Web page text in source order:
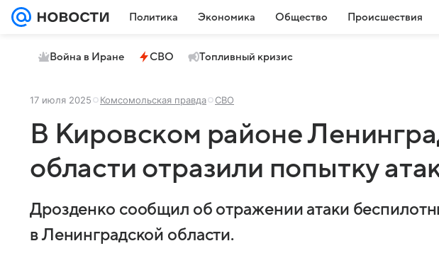
Политика Экономика Общество Происшествия
Война в Иране СВО Топливный кризис
17 июля 2025 Комсомольская правда СВО
В Кировском районе
области отразили попытку
Дрозденко сообщил об отражении атаки
в Ленинградской области.